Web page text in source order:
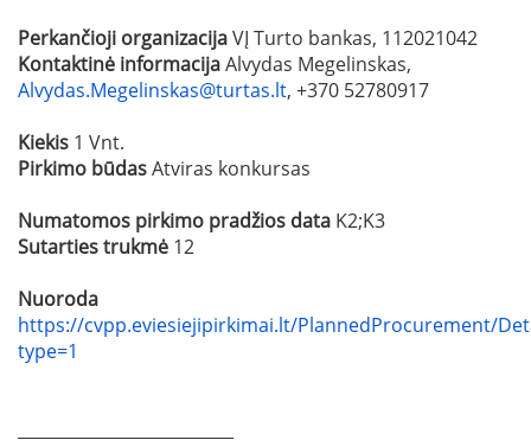
Perkančioji organizacijaVĮ Turto bankas, 112021042
Kontaktinė informacijaAlvydas Megelinskas,
Alvydas.Megelinskas@turtas.lt, +370 52780917
Kiekis 1 Vnt.
Pirkimo būdasAtviras konkursas
Numatomos pirkimo pradžios data K2;K3
Sutarties trukmė 12
Nuoroda
https://cvpp.eviesiejipirkimai.lt/PlannedProcurement/
type=1